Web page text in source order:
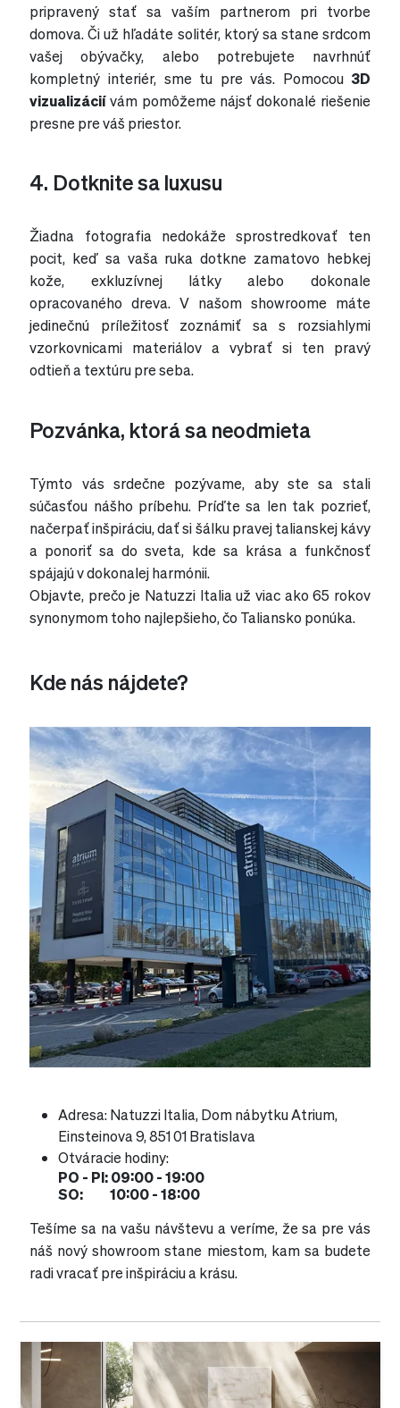
pripravený stať sa vaším partnerom pri tvorbe
domova. Či už hľadáte solitér, ktorý sa stane srdcom
vašej obývačky, alebo potrebujete navrhnúť
kompletný interiér, sme tu pre vás. Pomocou3D
vizualizáciívám pomôžeme nájsť dokonalé riešenie
presne pre váš priestor.
4. Dotknite sa luxusu
Žiadna fotografia nedokáže sprostredkovať ten
pocit, keď sa vaša ruka dotkne zamatovo hebkej
kože, exkluzívnej látky alebo dokonale
opracovaného dreva. V našom showroome máte
jedinečnú príležitosť zoznámiť sa s rozsiahlymi
vzorkovnicami materiálov a vybrať si ten pravý
odtieň a textúru pre seba.
Pozvánka, ktorá sa neodmieta
Týmto vás srdečne pozývame, aby ste sa stali
súčasťou nášho príbehu. Príďte sa len tak pozrieť,
načerpať inšpiráciu, dať si šálku pravej talianskej kávy
a ponoriť sa do sveta, kde sa krása a funkčnosť
spájajú v dokonalej harmónii.
Objavte, prečo je Natuzzi Italia už viac ako 65 rokov
synonymom toho najlepšieho, čo Taliansko ponúka.
Kde nás nájdete?
Adresa: Natuzzi Italia, Dom nábytku Atrium,
Einsteinova 9, 851 01 Bratislava
Otváracie hodiny:
PO - PI: 09:00 - 19:00
SO: 10:00 - 18:00
Tešíme sa na vašu návštevu a veríme, že sa pre vás
náš nový showroom stane miestom, kam sa budete
radi vracať pre inšpiráciu a krásu.